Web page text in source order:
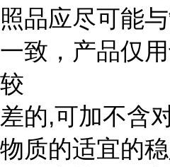
照品应尽可能
一致，产品仅
较
差的,可加不含
物质的适宜的